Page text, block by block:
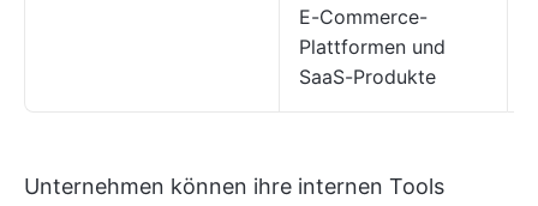
E-Commerce-
Plattformen und
SaaS-Produkte
Unternehmen können ihre internen Tools